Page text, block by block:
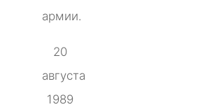
армии.
20
августа
1989